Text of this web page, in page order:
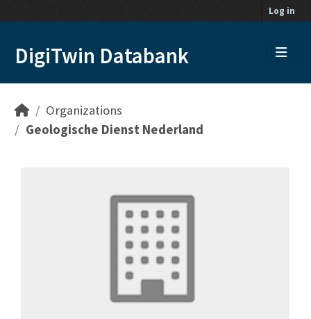
Log in
DigiTwin Databank
Organizations
Geologische Dienst Nederland